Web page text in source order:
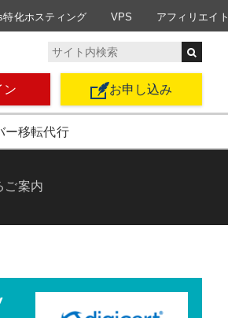
化ホスティング VPS アフィリエイト
ー移転代行
ン お申し込み
ご案内